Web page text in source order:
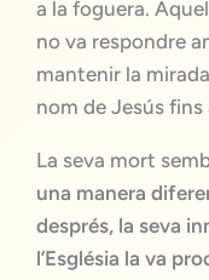
a la foguera.
no va respondre
mantenir la
nom de Jesús fins
La seva mort
una manera
després, la seva
l’Església la va